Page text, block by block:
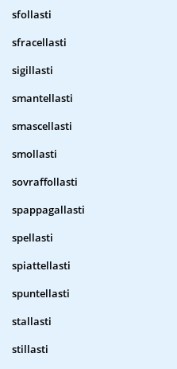
sfollasti
sfracellasti
sigillasti
smantellasti
smascellasti
smollasti
sovraffollasti
spappagallasti
spellasti
spiattellasti
spuntellasti
stallasti
stillasti